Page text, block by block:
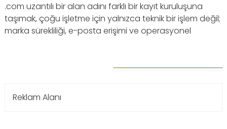
.com uzantılı bir alan adını farklı bir kayıt kuruluşuna
taşımak, çoğu işletme için yalnızca teknik bir işlem değil;
marka sürekliliği, e-posta erişimi ve operasyonel
Reklam Alanı